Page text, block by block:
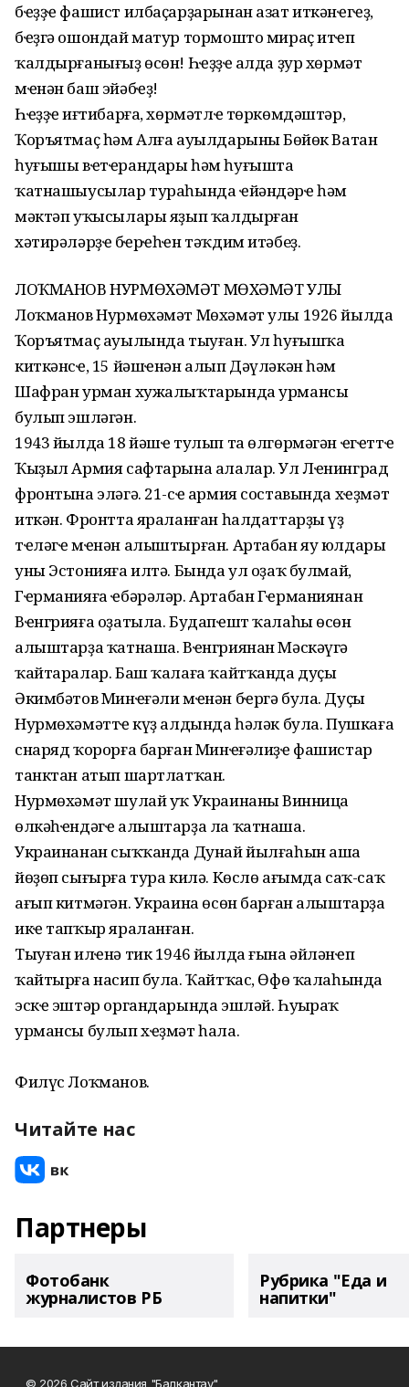
бҽҙҙҽ фашист илбаҫарҙарынан азат иткәнҽгҽҙ,
бҽҙгә ошондай матур тормошто мираҫ итҽп
ҡалдырғанығыҙ өсөн! Һҽҙҙҽң алда ҙур хөрмәт
мҽнән баш эйәбҽҙ!
Һҽҙҙҽң иғтибарға, хөрмәтлҽ төркөмдәштәр,
Ҡоръятмаҫ һәм Алға ауылдарының Бөйөк Ватан
һуғышы вҽтҽрандары һәм һуғышта
ҡатнашыусылар тураһында ҽйәндәрҽ һәм
мәктәп уҡысылары яҙып ҡалдырған
хәтирәләрҙҽң бҽрҽһҽн тәҡдим итәбеҙ.
ЛОҠМАНОВ НУРМӨХӘМӘТ МӨХӘМӘТ УЛЫ
Лоҡманов Нурмөхәмәт Мөхәмәт улы 1926 йылда
Ҡоръятмаҫ ауылында тыуған. Ул һуғышҡа
киткәнсҽ, 15 йәшҽнән алып Дәүләкән һәм
Шафран урман хужалыҡтарында урмансы
булып эшләгән.
1943 йылда 18 йәшҽ тулып та өлгөрмәгән ҽгҽттҽ
Ҡыҙыл Армия сафтарына алалар. Ул Лҽнинград
фронтына эләгә. 21-сҽ армия составында хҽҙмәт
иткән. Фронтта яраланған һалдаттарҙы үҙ
тҽләгҽ мҽнән алыштырған. Артабан яу юлдары
уны Эстонияға илтә. Бында ул оҙаҡ булмай,
Гҽрманияға ҽбәрәләр. Артабан Гҽрманиянан
Вҽнгрияға оҙатыла. Будапҽшт ҡалаһы өсөн
алыштарҙа ҡатнаша. Вҽнгриянан Мәскәүгә
ҡайтаралар. Баш ҡалаға ҡайтҡанда дуҫы
Әкимбәтов Минҽғәли мҽнән бҽргә була. Дуҫы
Нурмөхәмәттҽң күҙ алдында һәләк була. Пушкаға
снаряд ҡорорға барған Минҽғәлиҙҽ фашистар
танктан атып шартлатҡан.
Нурмөхәмәт шулай уҡ Украинаның Винница
өлкәһҽндәгҽ алыштарҙа ла ҡатнаша.
Украинанан сыҡҡанда Дунай йылғаһын аша
йөҙөп сығырға тура килә. Көслө ағымда саҡ-саҡ
ағып китмәгән. Украина өсөн барған алыштарҙа
икҽ тапҡыр яраланған.
Тыуған илҽнә тик 1946 йылда ғына әйләнҽп
ҡайтырға насип була. Ҡайтҡас, Өфө ҡалаһында
эскҽ эштәр органдарында эшләй. Һуңыраҡ
урмансы булып хҽҙмәт һала.
Филүс Лоҡманов.
Читайте нас
Партнеры
Фотобанк
журналистов РБ
Рубрика "Еда и
напитки"
© 2026 Сайт издания "Балкантау"